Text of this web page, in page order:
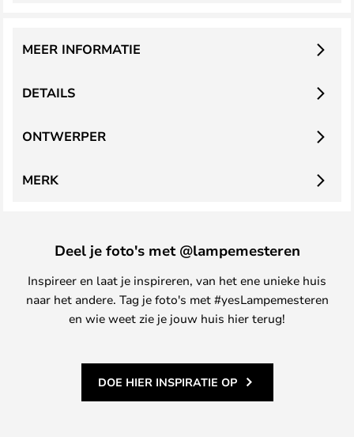
DETAILS
MEER INFORMATIE
ONTWERPER
MERK
Deel je foto's met @lampemesteren
Inspireer en laat je inspireren, van het ene unieke huis
naar het andere. Tag je foto's met #yesLampemesteren
en wie weet zie je jouw huis hier terug!
DOE HIER INSPIRATIE OP